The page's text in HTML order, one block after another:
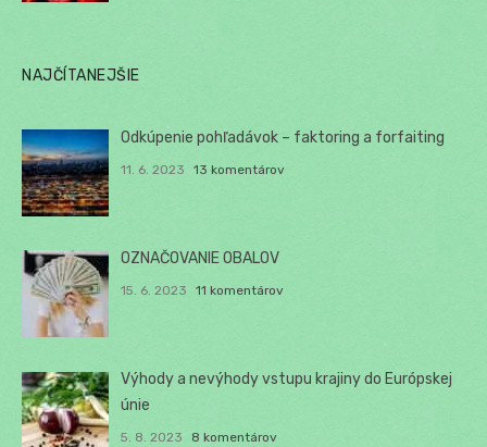
NAJČÍTANEJŠIE
Odkúpenie pohľadávok – faktoring a forfaiting
11. 6. 2023 13 komentárov
OZNAČOVANIE OBALOV
15. 6. 2023 11 komentárov
Výhody a nevýhody vstupu krajiny do Európskej
únie
5. 8. 2023 8 komentárov